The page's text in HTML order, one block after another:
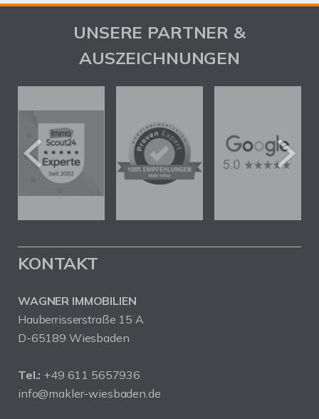
UNSERE PARTNER &
AUSZEICHNUNGEN
KONTAKT
WAGNER IMMOBILIEN
Hauberrisserstraße 15 A
D-65189 Wiesbaden
Tel.: +49 611 5657936
info@makler-wiesbaden.de